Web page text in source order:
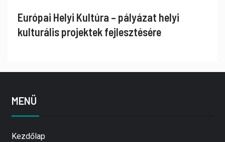
Európai Helyi Kultúra – pályázat helyi
kulturális projektek fejlesztésére
MENÜ
Kezdőlap